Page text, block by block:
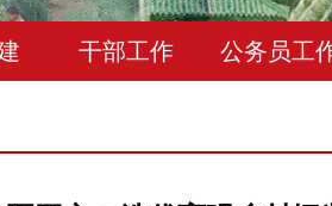
干部工作 公务员工